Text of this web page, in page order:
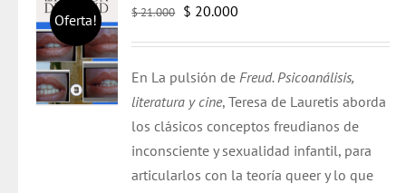
Oferta! $21.000 El
era:
$ 21.000.
$ 20.000
es:
$ 20.000.
En La pulsión deFreud. Psicoanálisis,
literatura y cine, Teresa de Lauretis aborda
los clásicos conceptos freudianos de
inconsciente y sexualidad infantil, para
articularlos con la teoría queer y lo que